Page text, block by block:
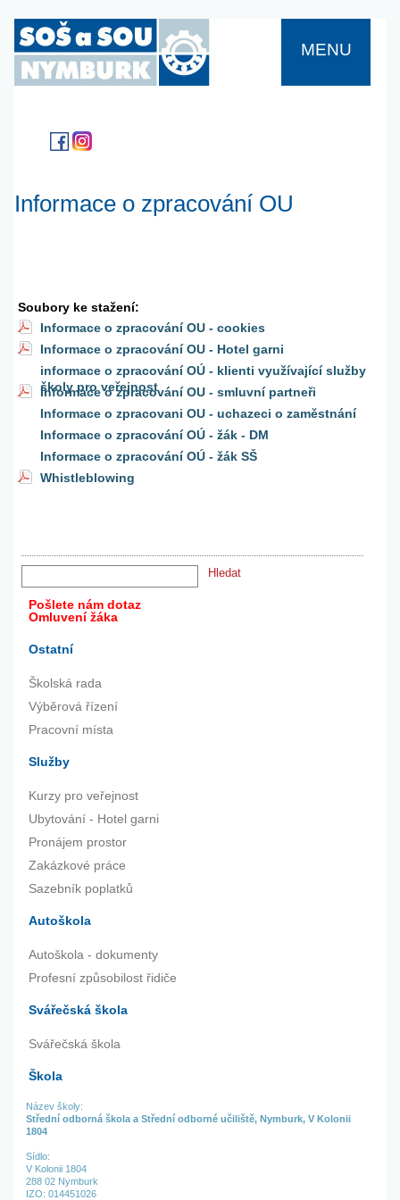
MENU
Informace o zpracování OU
Soubory ke stažení:
Informace o zpracování OU - cookies
Informace o zpracování OU - Hotel garni
informace o zpracování OÚ - klienti využívající služby
školy pro veřejnost
Informace o zpracování OU - smluvní partneři
Informace o zpracovani OU - uchazeci o zaměstnání
Informace o zpracování OÚ - žák - DM
Informace o zpracování OÚ - žák SŠ
Whistleblowing
Pošlete nám dotaz
Omluvení žáka
Ostatní
Školská rada
Výběrová řízení
Pracovní místa
Služby
Kurzy pro veřejnost
Ubytování - Hotel garni
Pronájem prostor
Zakázkové práce
Sazebník poplatků
Autoškola
Autoškola - dokumenty
Profesní způsobilost řidiče
Svářečská škola
Svářečská škola
Škola
Název školy:
Střední odborná škola a Střední odborné učiliště, Nymburk, V Kolonii
1804
Sídlo:
V Kolonii 1804
288 02 Nymburk
IZO: 014451026